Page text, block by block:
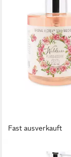
Fast ausverkauft